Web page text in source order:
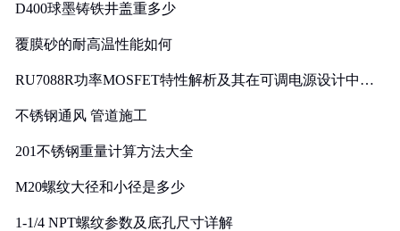
D400球墨铸铁井盖重多少
覆膜砂的耐高温性能如何
RU7088R功率MOSFET特性解析及其在可调电源设计中的
不锈钢通风 管道施工
201不锈钢重量计算方法大全
M20螺纹大径和小径是多少
1-1/4 NPT螺纹参数及底孔尺寸详解